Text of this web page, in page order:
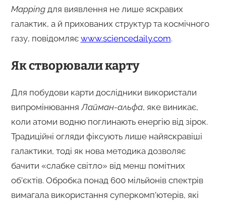
Mappingдля виявлення не лише яскравих
галактик, а й прихованих структур та космічного
газу, повідомляє www.sciencedaily.com.
Як створювали карту
Для побудови карти дослідники використали
випромінювання Лайман-альфа, яке виникає,
коли атоми водню поглинають енергію від зірок.
Традиційні огляди фіксують лише найяскравіші
галактики, тоді як нова методика дозволяє
бачити «слабке світло» від менш помітних
об’єктів. Обробка понад 600 мільйонів спектрів
вимагала використання суперкомп’ютерів, які